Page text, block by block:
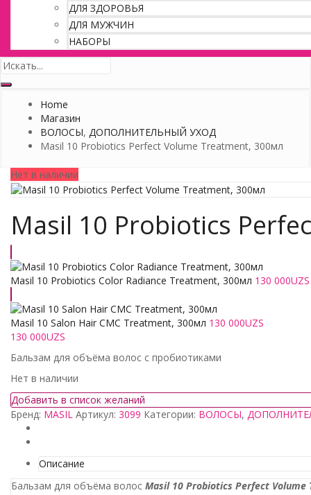
ДЛЯ ЗДОРОВЬЯ
ДЛЯ МУЖЧИН
НАБОРЫ
Home
Магазин
ВОЛОСЫ, ДОПОЛНИТЕЛЬНЫЙ УХОД
Masil 10 Probiotics Perfect Volume Treatment, 300мл
Нет в наличии
Masil 10 Probiotics
Masil 10 Probiotics Color Radiance Treatment, 300мл 130 000UZS
Masil 10 Salon Hair CMC Treatment, 300мл 130 000UZS
130 000UZS
Бальзам для объёма волос с пробиотиками
Нет в наличии
Добавить в список желаний
Бренд: MASIL Артикул: 3099 Категории: ВОЛОСЫ,
Описание
Бальзам для объёма волос Masil 10 Probiotics Perfect Volume